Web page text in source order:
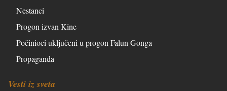
Nestanci
Progon izvan Kine
Počinioci uključeni u progon Falun Gonga
Propaganda
Vesti iz sveta